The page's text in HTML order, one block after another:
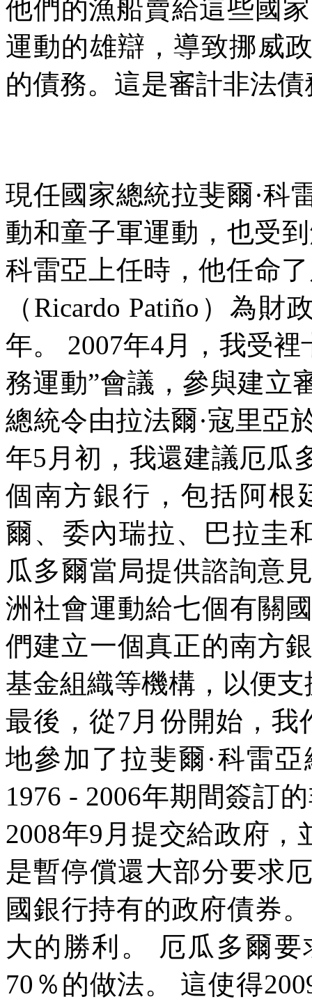
他們的漁船賣給這些國
運動的雄辯，導致挪威
的債務。這是審計非法
現任國家總統拉斐爾·科
動和童子軍運動，也受
科雷亞上任時，他任命
（ Ricardo Patiño ）為財
年。
2007年4月，我受裡
務運動”會議，參與建立
總統令由拉法爾·寇里亞
年5 月初，我還建議厄瓜
個南方銀行，包括阿根
爾、委內瑞拉、巴拉圭
瓜多爾當局提供諮詢意
洲社會運動給七個有關
們建立一個真正的南方
基金組織等機構，以便
最後，從7 月份開始，我
地參加了拉斐爾·科雷
1976 - 2006年期間簽訂
2008年9 月提交給政府，
是暫停償還大部分要求
國銀行持有的政府債券。
大的勝利。
厄瓜多爾
70 ％的做法。 這使得